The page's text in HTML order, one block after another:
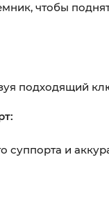
чтобы
подходящий
суппорта и